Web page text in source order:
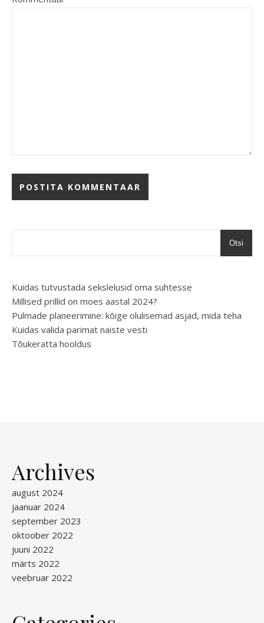
Otsi
Kuidas tutvustada sekslelusid oma suhtesse
Millised prillid on moes aastal 2024?
Pulmade planeerimine: kõige olulisemad asjad, mida teha
Kuidas valida parimat naiste vesti
Tõukeratta hooldus
Archives
august 2024
jaanuar 2024
september 2023
oktoober 2022
juuni 2022
märts 2022
veebruar 2022